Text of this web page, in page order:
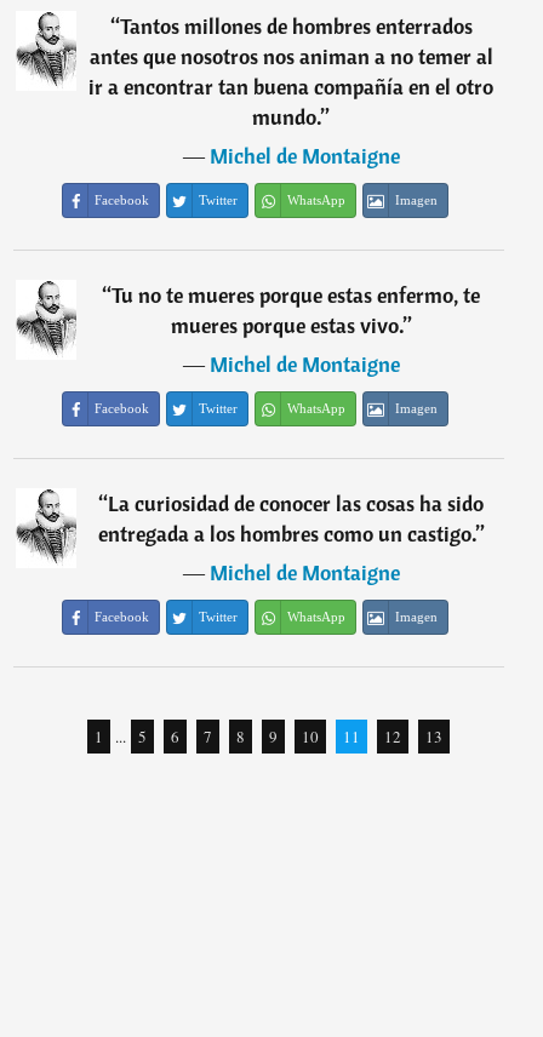
“Tantos millones de hombres enterrados
antes que nosotros nos animan a no temer al
ir a encontrar tan buena compañía en el otro
mundo.”
―Michel de Montaigne
Facebook Twitter WhatsApp Imagen
“Tu no te mueres porque estas enfermo, te
mueres porque estas vivo.”
―Michel de Montaigne
Facebook Twitter WhatsApp Imagen
“La curiosidad de conocer las cosas ha sido
entregada a los hombres como un castigo.”
―Michel de Montaigne
Facebook Twitter WhatsApp Imagen
1 ... 5 6 7 8 9 10 11 12 13